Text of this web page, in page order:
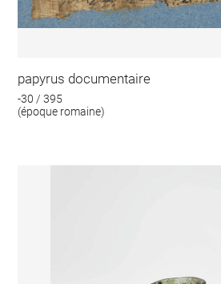
papyrus documentaire
-30 / 395
(époque romaine)